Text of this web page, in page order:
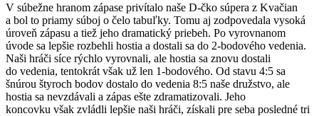
V súbežne hranom zápase privítalo naše D-čko súpera z Kvačian
a bol to priamy súboj o čelo tabuľky. Tomu aj zodpovedala vysoká
úroveň zápasu a tiež jeho dramatický priebeh. Po vyrovnanom
úvode sa lepšie rozbehli hostia a dostali sa do 2-bodového vedenia.
Naši hráči síce rýchlo vyrovnali, ale hostia sa znovu dostali
do vedenia, tentokrát však už len 1-bodového. Od stavu 4:5 sa
šnúrou štyroch bodov dostalo do vedenia 8:5 naše družstvo, ale
hostia sa nevzdávali a zápas ešte zdramatizovali. Jeho
koncovku však zvládli lepšie naši hráči, získali pre seba posledné tri